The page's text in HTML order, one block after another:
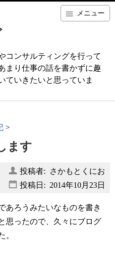
メニュー
コンサルティングを行って
まり仕事の話を書かずに趣
ていきたいと思っていま
>
ます
投稿者: さかもとくにお
投稿日: 2014年10月23日
あろうみたいなものを書き
思ったので、久々にブログ
。